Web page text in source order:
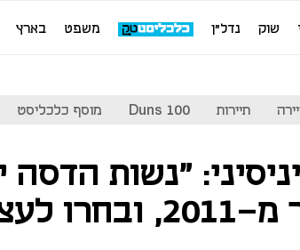
שוק נדל"ן משפט בארץ
תיירות Duns 100 מוסף כלכליסט
"נשות הדסה
על המשבר מ-2011,